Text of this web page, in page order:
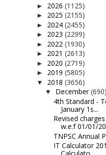
► 2026 (1125)
► 2025 (2155)
► 2024 (2455)
► 2023 (2299)
► 2022 (1930)
► 2021 (2613)
► 2020 (2719)
► 2019 (5805)
▼ 2018 (3656)
▼ December(690)
4th Standard -
January 1s...
Revised
w.e.f 01/01/
TNPSC Annual
IT Calculator